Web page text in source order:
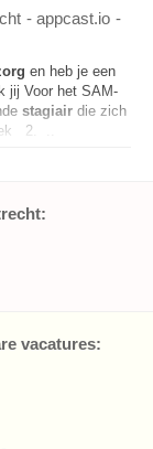
- appcast.io -
en heb je een
jij Voor het SAM-
stagiair die zich
2. ..
vacatures: